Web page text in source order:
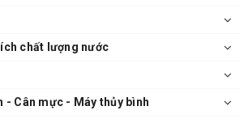
chất lượng nước
- Cân mực - Máy thủy bình